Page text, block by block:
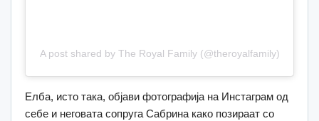
A post shared by The Royal Family (@theroyalfamily)
Елба, исто така, објави фотографија на Инстаграм од
себе и неговата сопруга Сабрина како позираат со